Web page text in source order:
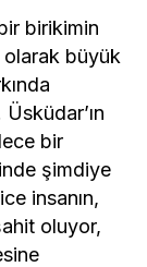
birikimin
büyük
bir
şimdiye
insanın,
oluyor,